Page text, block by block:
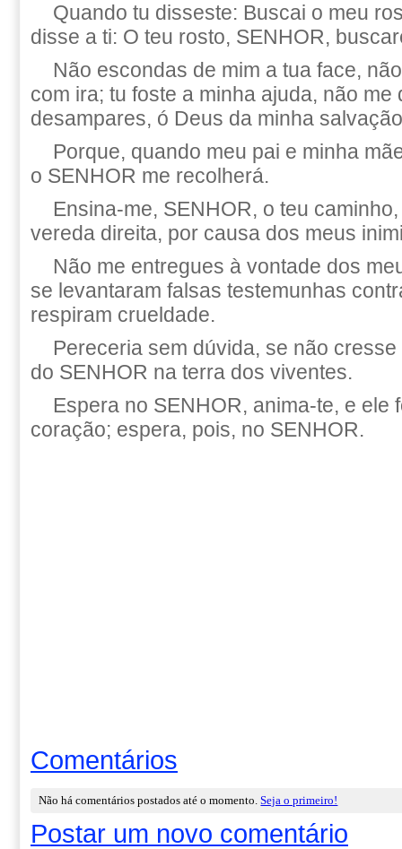
Quando tu disseste: Buscai o meu
disse a ti: O teu rosto, SENHOR,
Não escondas de mim a tua face,
com ira; tu foste a minha ajuda, não me
desampares, ó Deus da minha
Porque, quando meu pai e minha
o SENHOR me recolherá.
Ensina-me, SENHOR, o teu
vereda direita, por causa dos meus
Não me entregues à vontade dos
se levantaram falsas testemunhas
respiram crueldade.
Pereceria sem dúvida, se não
do SENHOR na terra dos viventes.
Espera no SENHOR, anima-te, e ele
coração; espera, pois, no SENHOR.
Comentários
Não há comentários postados até o momento.Seja o primeiro!
Postar um novo comentário